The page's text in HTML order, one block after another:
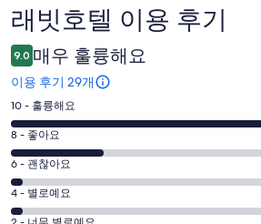
이
용
후
기
래빗호텔 이용 후기
9.0 매우 훌륭해요
이용 후기 29개
평
점
10
-
훌
륭
10 - 훌륭해요
평
점
8
-
좋
8 - 좋아요
평
점
6
6 - 괜찮아요
평
점
4 - 별로예요